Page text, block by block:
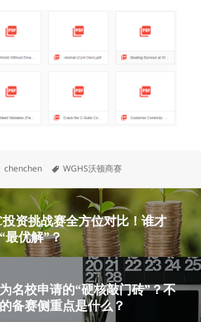
作
chenchen
标
WGHS沃顿商赛
资挑战赛全方位对比！谁才
最优解”？
名校申请的“硬核敲门砖”？不
备赛侧重点是什么？